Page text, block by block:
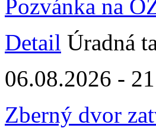
Pozvánka na
Detail Úradná
06.08.2026 -
Zberný dvor